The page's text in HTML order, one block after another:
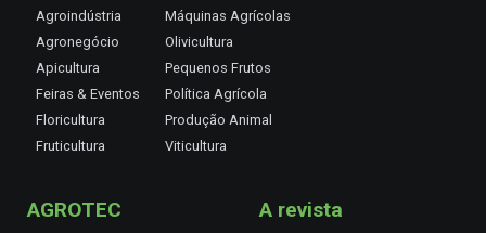
Agroindústria
Agronegócio
Apicultura
Feiras & Eventos
Floricultura
Fruticultura
Máquinas Agrícolas
Olivicultura
Pequenos Frutos
Política Agrícola
Produção Animal
Viticultura
AGROTEC A revista